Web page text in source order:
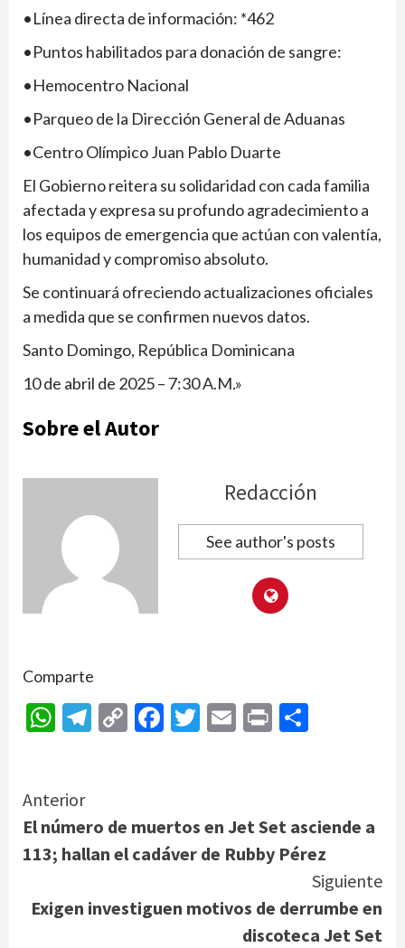
•Línea directa de información: *462
•Puntos habilitados para donación de sangre:
•Hemocentro Nacional
•Parqueo de la Dirección General de Aduanas
•Centro Olímpico Juan Pablo Duarte
El Gobierno reitera su solidaridad con cada familia
afectada y expresa su profundo agradecimiento a
los equipos de emergencia que actúan con valentía,
humanidad y compromiso absoluto.
Se continuará ofreciendo actualizaciones oficiales
a medida que se confirmen nuevos datos.
Santo Domingo, República Dominicana
10 de abril de 2025 – 7:30 A.M.»
Sobre el Autor
Redacción
See author's posts
Comparte
WhatsApp
Telegram
CopyFacebook
Twitter
Email
Print
Continue
Reading
Anterior
El número de muertos en Jet Set asciende a
113; hallan el cadáver de Rubby Pérez
Siguiente
Exigen investiguen motivos de derrumbe en
discoteca Jet Set